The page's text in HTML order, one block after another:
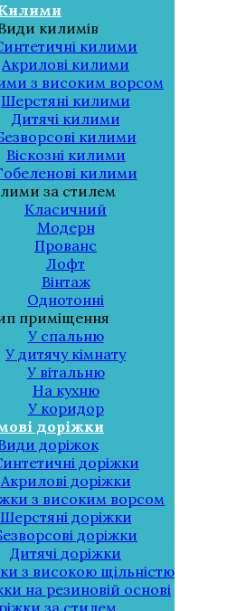
килимів
килими
Акрилові килими
з високим ворсом
Шерстяні килими
Дитячі килими
килими
Віскозні килими
килими
за стилем
Класичний
Модерн
Прованс
Лофт
Вінтаж
Однотонні
приміщення
У спальню
У дитячу кімнату
У вітальню
На кухню
У коридор
доріжки
доріжок
доріжки
Акрилові доріжки
з високим ворсом
Шерстяні доріжки
доріжки
Дитячі доріжки
з високою щільністю
на резиновій основі
за стилем